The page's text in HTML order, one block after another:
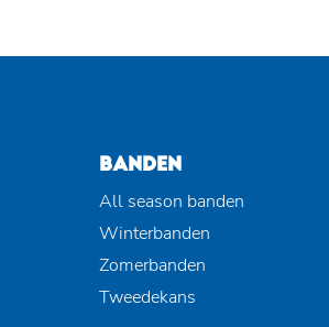
BANDEN
All season banden
Winterbanden
Zomerbanden
Tweedekans